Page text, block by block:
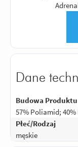
Dane
Budowa Produktu
57% Poliamid;
Płeć/Rodzaj
męskie